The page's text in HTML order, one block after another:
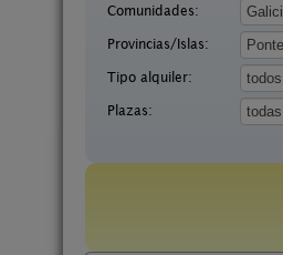
Comunidades:
Provincias/Islas:
Tipo alquiler:
Plazas: